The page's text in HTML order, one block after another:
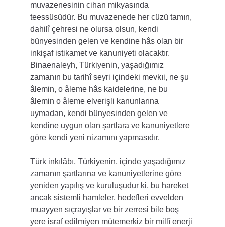
muvazenesinin cihan mikyasında
teessüsüdür. Bu muvazenede her cüzü tamın,
dahilî çehresi ne olursa olsun, kendi
bünyesinden gelen ve kendine hâs olan bir
inkişaf istikamet ve kanuniyeti olacaktır.
Binaenaleyh, Türkiyenin, yaşadığımız
zamanın bu tarihî seyri içindeki mevkıi, ne şu
âlemin, o âleme hâs kaidelerine, ne bu
âlemin o âleme elverişli kanunlarına
uymadan, kendi bünyesinden gelen ve
kendine uygun olan şartlara ve kanuniyetlere
göre kendi yeni nizamını yapmasıdır.
Türk inkılâbı, Türkiyenin, içinde yaşadığımız
zamanın şartlarına ve kanuniyetlerine göre
yeniden yapılış ve kuruluşudur ki, bu hareket
ancak sistemli hamleler, hedefleri evvelden
muayyen sıçrayışlar ve bir zerresi bile boş
yere israf edilmiyen mütemerkiz bir millî enerji